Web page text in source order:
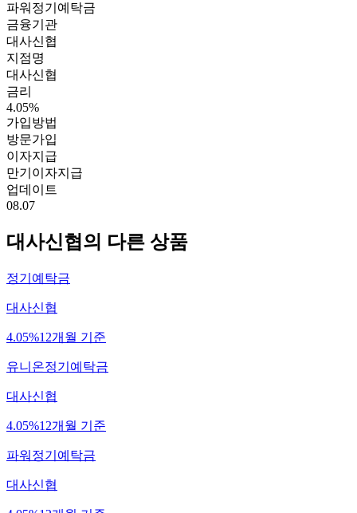
파워정기예탁금
금융기관
대사신협
지점명
대사신협
금리
4.05%
가입방법
방문가입
이자지급
만기이자지급
업데이트
08.07
대사신협의 다른 상품
정기예탁금
대사신협
4.05%12개월 기준
유니온정기예탁금
대사신협
4.05%12개월 기준
파워정기예탁금
대사신협